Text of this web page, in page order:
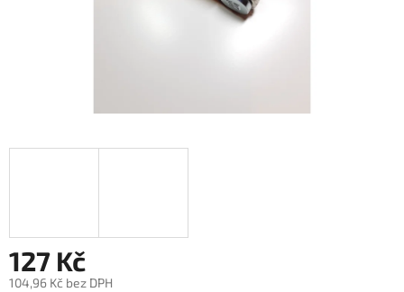
127 Kč
104,96 Kč bez DPH